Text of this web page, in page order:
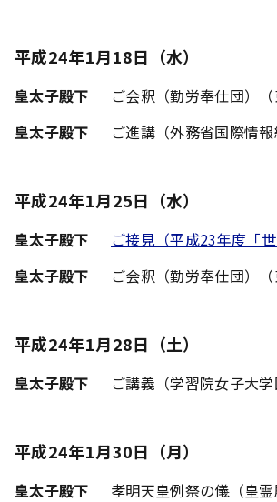
平成24年1月18日（水）
皇太子殿下
ご会釈（勤労奉仕団）（
皇太子殿下
ご進講（外務省国際情
平成24年1月25日（水）
皇太子殿下
ご接見（平成23年度「
皇太子殿下
ご会釈（勤労奉仕団）（
平成24年1月28日（土）
皇太子殿下 ご講義（学習院女子大
平成24年1月30日（月）
皇太子殿下
孝明天皇例祭の儀（皇霊